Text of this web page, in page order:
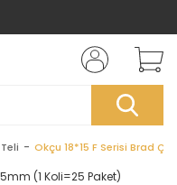
Okçu 18*15 F Serisi Brad